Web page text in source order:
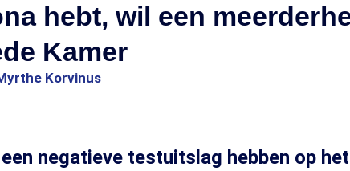
hebt, wil een
Kamer
Korvinus
negatieve testuitslag hebben op het